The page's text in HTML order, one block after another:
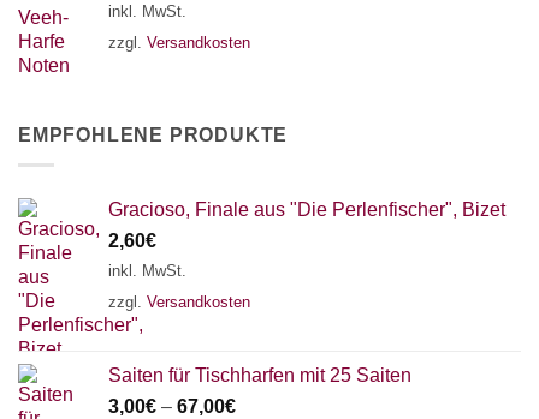
inkl. MwSt.
zzgl. Versandkosten
EMPFOHLENE PRODUKTE
Gracioso, Finale aus "Die Perlenfischer", Bizet
2,60€
inkl. MwSt.
zzgl. Versandkosten
Saiten für Tischharfen mit 25 Saiten
3,00€ – 67,00€